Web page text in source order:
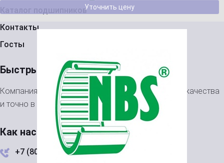
Уточнить цену
Каталог подшипников
Контакты
Госты
Быстрый поиск
Компания «ПК Партнер» – подшипники высокого качества
и точно в срок!
Как нас найти
+7 (800) 444-24-67